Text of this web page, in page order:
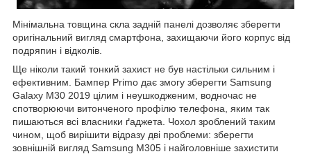
Мінімальна товщина скла задній панелі дозволяє зберегти
оригінальний вигляд смартфона, захищаючи його корпус від
подряпин і відколів.
Ще ніколи такий тонкий захист не був настільки сильним і
ефективним. Бампер Primo дає змогу зберегти Samsung
Galaxy M30 2019 цілим і неушкодженим, водночас не
спотворюючи витонченого профілю телефона, яким так
пишаються всі власники ґаджета. Чохол зроблений таким
чином, щоб вирішити відразу дві проблеми: зберегти
зовнішній вигляд Samsung M305 і найголовніше захистити